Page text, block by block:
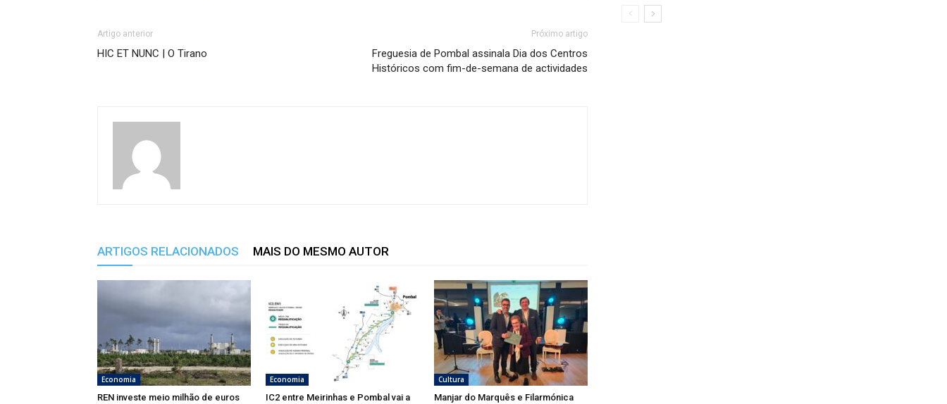
Artigo anterior
HIC ET NUNC | O Tirano
Próximo artigo
Freguesia de Pombal assinala Dia dos Centros
Históricos com fim-de-semana de actividades
ARTIGOS RELACIONADOS MAIS DO MESMO AUTOR
Economia
REN investe meio milhão de euros
Economia
IC2 entre Meirinhas e Pombal vai a
Cultura
Manjar do Marquês e Filarmónica